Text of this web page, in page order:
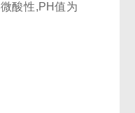
酸性,PH值为